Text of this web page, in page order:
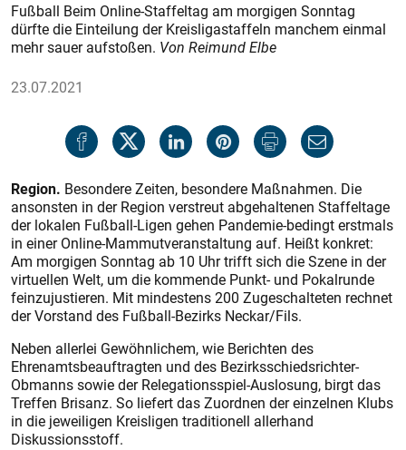
Fußball Beim Online-Staffeltag am morgigen Sonntag
dürfte die Einteilung der Kreisligastaffeln manchem einmal
mehr sauer aufstoßen. Von Reimund Elbe
23.07.2021
Region. Besondere Zeiten, besondere Maßnahmen. Die
ansonsten in der Region verstreut abgehaltenen Staffeltage
der lokalen Fußball-Ligen gehen Pandemie-bedingt erstmals
in einer Online-Mammutveranstaltung auf. Heißt konkret:
Am morgigen Sonntag ab 10 Uhr trifft sich die Szene in der
virtuellen Welt, um die kommende Punkt- und Pokalrunde
feinzujustieren. Mit mindestens 200 Zugeschalteten rechnet
der Vorstand des Fußball-Bezirks Neckar/Fils.
Neben allerlei Gewöhnlichem, wie Berichten des
Ehrenamtsbeauftragten und des Bezirksschiedsrichter-
Obmanns sowie der Relegationsspiel-Auslosung, birgt das
Treffen Brisanz. So liefert das Zuordnen der einzelnen Klubs
in die jeweiligen Kreisligen traditionell allerhand
Diskussionsstoff.